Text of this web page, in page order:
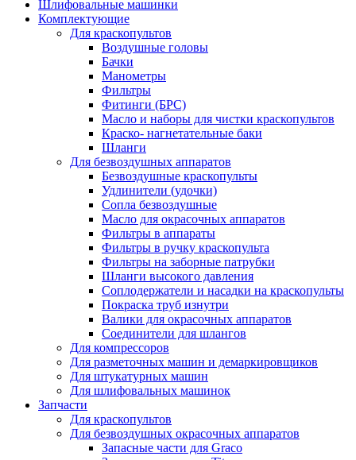
Шлифовальные машинки
Комплектующие
Для краскопультов
Воздушные головы
Бачки
Манометры
Фильтры
Фитинги (БРС)
Масло и наборы для чистки краскопультов
Краско- нагнетательные баки
Шланги
Для безвоздушных аппаратов
Безвоздушные краскопульты
Удлинители (удочки)
Сопла безвоздушные
Масло для окрасочных аппаратов
Фильтры в аппараты
Фильтры в ручку краскопульта
Фильтры на заборные патрубки
Шланги высокого давления
Соплодержатели и насадки на краскопульты
Покраска труб изнутри
Валики для окрасочных аппаратов
Соединители для шлангов
Для компрессоров
Для разметочных машин и демаркировщиков
Для штукатурных машин
Для шлифовальных машинок
Запчасти
Для краскопультов
Для безвоздушных окрасочных аппаратов
Запасные части для Graco